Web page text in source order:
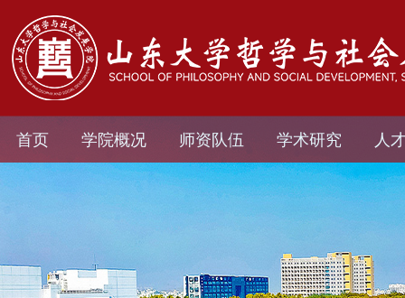
首页 学院概况 师资队伍 学术研究 人